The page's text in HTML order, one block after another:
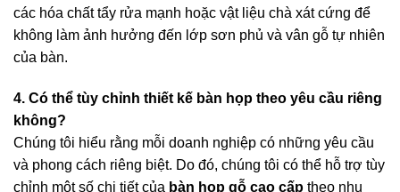
các hóa chất tẩy rửa mạnh hoặc vật liệu chà xát cứng để
không làm ảnh hưởng đến lớp sơn phủ và vân gỗ tự nhiên
của bàn.
4. Có thể tùy chỉnh thiết kế bàn họp theo yêu cầu riêng
không?
Chúng tôi hiểu rằng mỗi doanh nghiệp có những yêu cầu
và phong cách riêng biệt. Do đó, chúng tôi có thể hỗ trợ tùy
chỉnh một số chi tiết của bàn họp gỗ cao cấp theo nhu